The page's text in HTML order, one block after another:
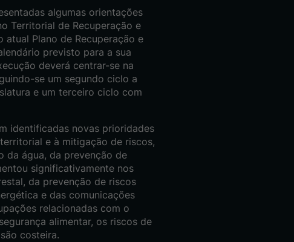
algumas orientações
Territorial de Recuperação e
atual Plano de Recuperação e
previsto para a sua
deverá centrar-se na
se um segundo ciclo a
e um terceiro ciclo com
identificadas novas prioridades
e à mitigação de riscos,
da água, da prevenção de
significativamente nos
da prevenção de riscos
e das comunicações
relacionadas com o
alimentar, os riscos de
costeira.